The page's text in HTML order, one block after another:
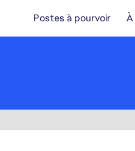
Postes à pourvoir À